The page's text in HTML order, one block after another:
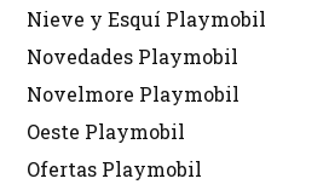
Nieve y Esquí Playmobil
Novedades Playmobil
Novelmore Playmobil
Oeste Playmobil
Ofertas Playmobil